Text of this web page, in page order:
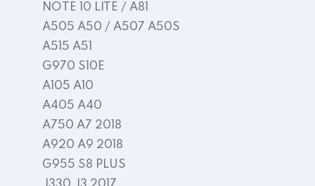
NOTE 10 LITE / A81
A505 A50 / A507 A50S
A515 A51
G970 S10E
A105 A10
A405 A40
A750 A7 2018
A920 A9 2018
G955 S8 PLUS